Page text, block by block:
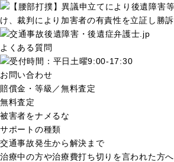
よくある質問
お問い合わせ
賠償金・等級／無料査定
無料査定
被害者をナメるな
サポートの種類
交通事故発生から解決まで
治療中の方や治療費打ち切りを言われた方へ